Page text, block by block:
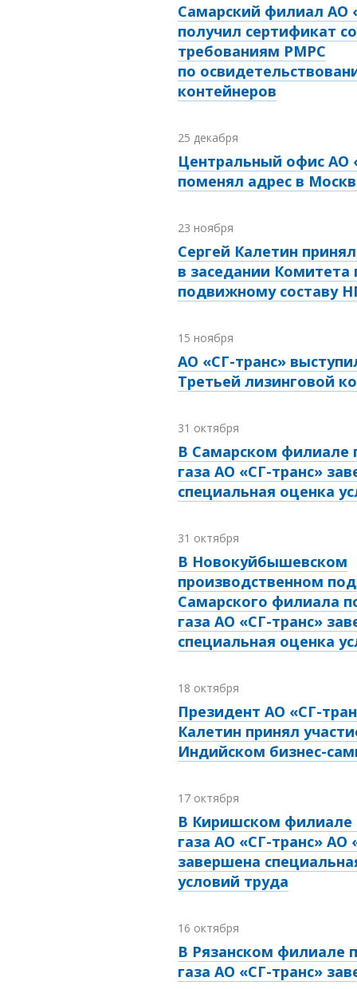
Самарский филиал АО
получил сертификат
требованиям РМРС
по
контейнеров
25 декабря
Центральный офис АО
поменял адрес в
23 ноября
Сергей Калетин
в заседании Комитета
подвижному составу
15 ноября
АО «СГ-транс»
Третьей лизинговой
31 октября
В Самарском филиале
газа АО «СГ-транс»
специальная оценка
31 октября
В Новокуйбышевском
производственном
Самарского филиала
газа АО «СГ-транс»
специальная оценка
18 октября
Президент АО «СГ-
Калетин принял
Индийском бизнес-
17 октября
В Киришском филиале
газа АО «СГ-транс» АО
завершена
условий труда
16 октября
В Рязанском филиале
газа АО «СГ-транс»